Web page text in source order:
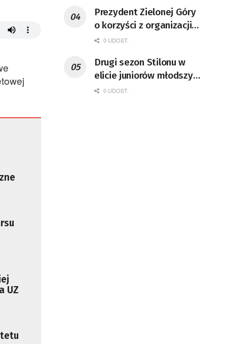
UZ
Prezydent Zielonej Góry
o korzyści z organizacji
mety Tour de Pologne
0 UDOST.
Drugi sezon Stilonu w
elicie juniorów młodszych
zaczyna się w sobotę
0 UDOST.